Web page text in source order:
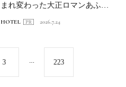
まれ変わった大正ロマンあふれ
HOTEL 2026.7.24
3 223